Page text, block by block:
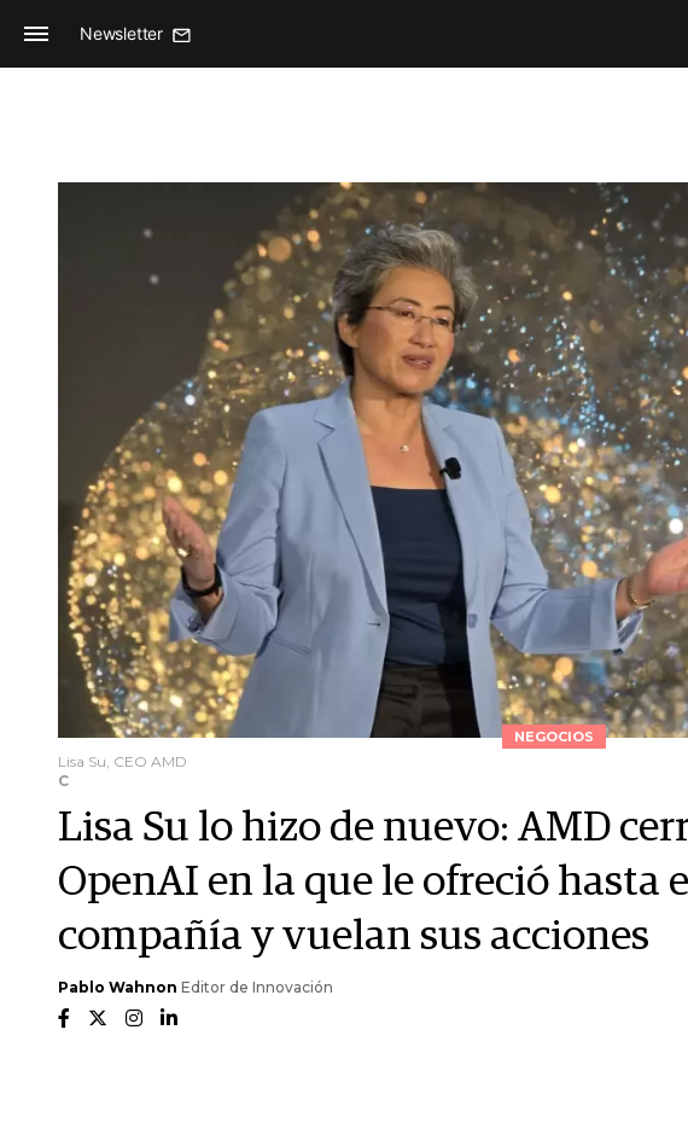
Newsletter
NEGOCIOS
Lisa Su, CEO AMD
C
Lisa Su lo hizo de nuevo: AMD
OpenAI en la que le ofreció hasta
compañía y vuelan sus acciones
Pablo Wahnon Editor de Innovación